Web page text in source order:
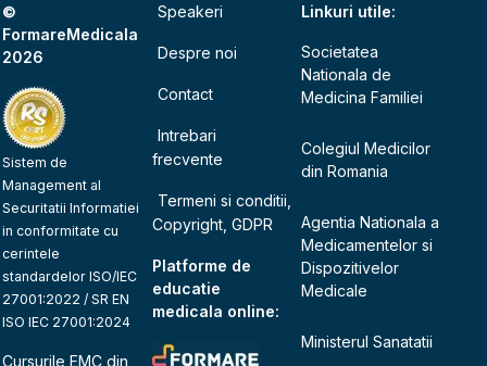
©
FormareMedicala
2026
Sistem de
Management al
Securitatii Informatiei
in conformitate cu
cerintele
standardelor ISO/IEC
27001:2022 / SR EN
ISO IEC 27001:2024
Cursurile EMC din
Speakeri
Despre noi
Contact
Intrebari
frecvente
Termeni si conditii,
Copyright, GDPR
Platforme de
educatie
medicala online:
Linkuri utile:
Societatea
Nationala de
Medicina Familiei
Colegiul Medicilor
din Romania
Agentia Nationala a
Medicamentelor si
Dispozitivelor
Medicale
Ministerul Sanatatii